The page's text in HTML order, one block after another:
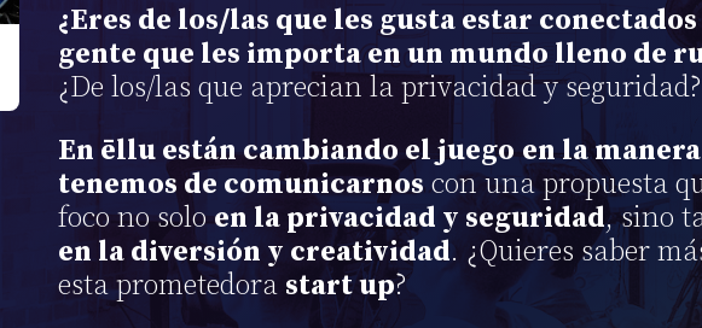
¿Eres de los/las que les gusta estar
gente que les importa en un mundo lleno de
¿De los/las que aprecian la privacidad y seguridad?
En ēllu están cambiando el juego en la
tenemos de comunicarnoscon una propuesta
foco no soloen la privacidad y seguridad, sino
en la diversión y creatividad. ¿Quieres saber
esta prometedora start up?